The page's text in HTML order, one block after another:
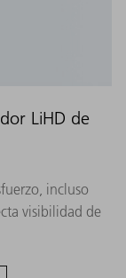
LiHD de
incluso
visibilidad de